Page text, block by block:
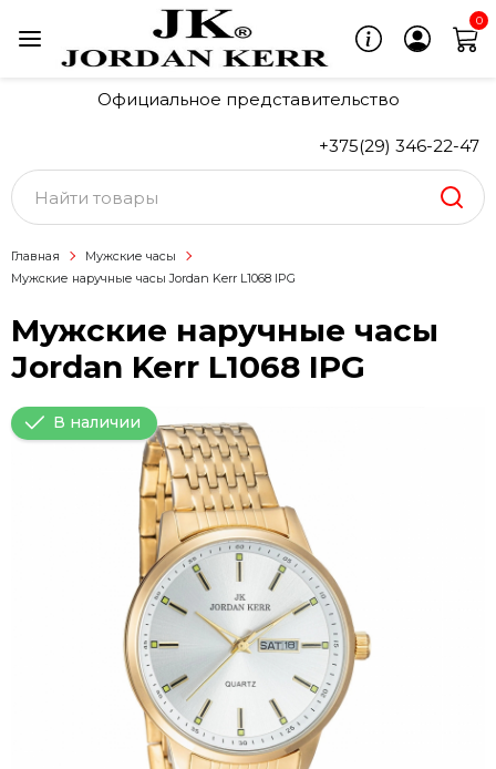
0
Официальное представительство
+375(29) 346-22-47
Главная
Мужские часы
Мужские наручные часы Jordan Kerr L1068 IPG
Мужские наручные часы
Jordan Kerr L1068 IPG
В наличии